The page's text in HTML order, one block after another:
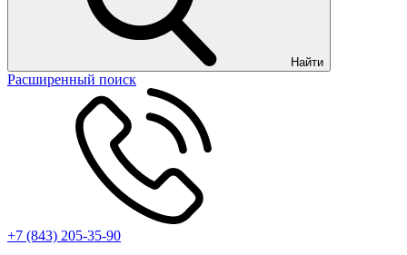
Найти
Расширенный поиск
+7 (843) 205-35-90